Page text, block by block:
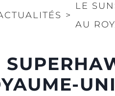
>
LE
AU
UNI